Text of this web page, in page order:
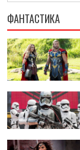
ФАНТАСТИКА